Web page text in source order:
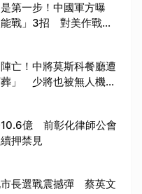
第一步！中國軍方曝
能戰」3招 對美作戰也
亡！中將莫斯科餐廳遭
」 少將也被無人機擊
10.6億 前彰化律師公會
押禁見
市長選戰震撼彈 蔡英文